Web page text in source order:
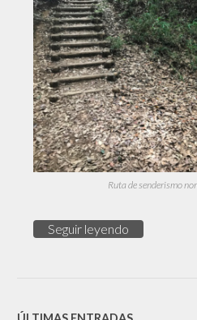
Ruta de senderismo
Seguir leyendo